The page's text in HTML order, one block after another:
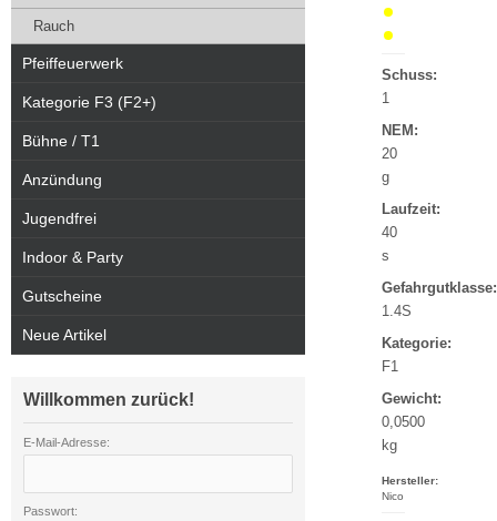
Schuss:
1
NEM:
20
g
Laufzeit:
40
s
Gefahrgutklasse:
1.4S
Kategorie:
F1
Gewicht:
0,0500
kg
Hersteller:
Nico
Rauch
Pfeiffeuerwerk
Kategorie F3 (F2+)
Bühne / T1
Anzündung
Jugendfrei
Indoor & Party
Gutscheine
Neue Artikel
Willkommen zurück!
E-Mail-Adresse:
Passwort: